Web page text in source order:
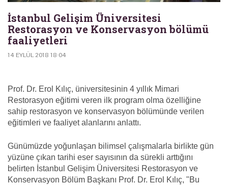
İstanbul Gelişim Üniversitesi
Restorasyon ve Konservasyon bölümü
faaliyetleri
14 EYLÜL 2018 18:04
Prof. Dr. Erol Kılıç, üniversitesinin 4 yıllık Mimari
Restorasyon eğitimi veren ilk program olma özelliğine
sahip restorasyon ve konservasyon bölümünde verilen
eğitimleri ve faaliyet alanlarını anlattı.
Günümüzde yoğunlaşan bilimsel çalışmalarla birlikte gün
yüzüne çıkan tarihi eser sayısının da sürekli arttığını
belirten İstanbul Gelişim Üniversitesi Restorasyon ve
Konservasyon Bölüm Başkanı Prof. Dr. Erol Kılıç, "Bu